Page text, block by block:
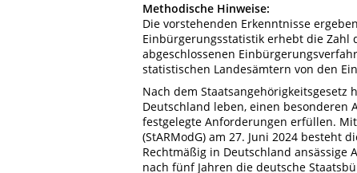
Methodische Hinweise:
Die vorstehenden Erkenntnisse
Einbürgerungsstatistik erhebt die
abgeschlossenen
statistischen Landesämtern von den
Nach dem Staatsangehörigkeitsgesetz
Deutschland leben, einen besonderen
festgelegte Anforderungen erfüllen.
(StARModG) am 27. Juni 2024 besteht
Rechtmäßig in Deutschland
nach fünf Jahren die deutsche